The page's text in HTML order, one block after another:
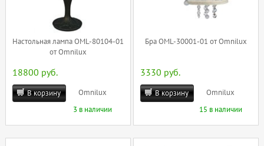
Настольная лампа OML-80104-01
от Omnilux
18800 руб.
В корзину
Omnilux
3 в наличии
Бра OML-30001-01 от Omnilux
3330 руб.
В корзину
Omnilux
15 в наличии